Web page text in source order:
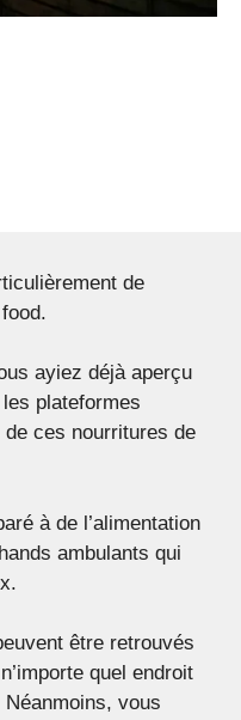
de
ayiez déjà aperçu
plateformes
ces nourritures de
à de l’alimentation
ambulants qui
être retrouvés
quel endroit
vous